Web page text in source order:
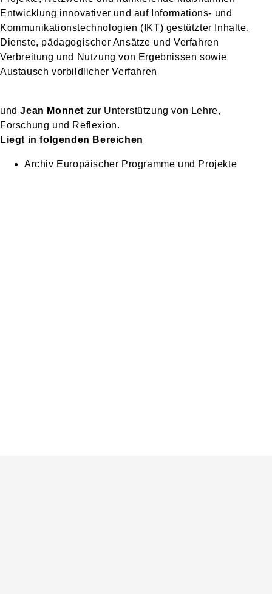
Entwicklung innovativer und auf Informations- und
Kommunikationstechnologien (IKT) gestützter Inhalte,
Dienste, pädagogischer Ansätze und Verfahren
Verbreitung und Nutzung von Ergebnissen sowie
Austausch vorbildlicher Verfahren
undJean Monnet zur Unterstützung von Lehre,
Forschung und Reflexion.
Liegt in folgenden Bereichen
Archiv Europäischer Programme und Projekte